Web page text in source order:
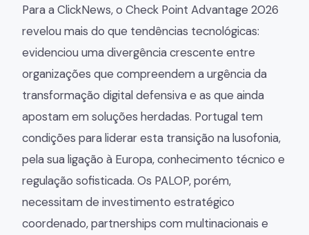
Para a ClickNews, o Check Point Advantage 2026
revelou mais do que tendências tecnológicas:
evidenciou uma divergência crescente entre
organizações que compreendem a urgência da
transformação digital defensiva e as que ainda
apostam em soluções herdadas. Portugal tem
condições para liderar esta transição na lusofonia,
pela sua ligação à Europa, conhecimento técnico e
regulação sofisticada. Os PALOP, porém,
necessitam de investimento estratégico
coordenado, partnerships com multinacionais e